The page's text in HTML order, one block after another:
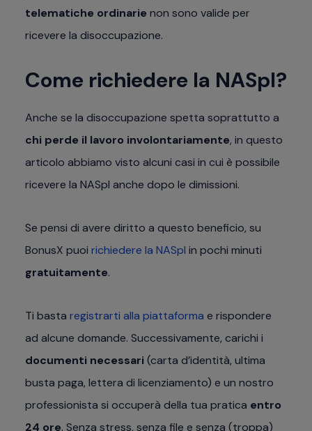
telematiche ordinarie non sono valide per
ricevere la disoccupazione.
Come richiedere la NASpI?
Anche se la disoccupazione spetta soprattutto a
chi perde il lavoro involontariamente, in questo
articolo abbiamo visto alcuni casi in cui è possibile
ricevere la NASpI anche dopo le dimissioni.
Se pensi di avere diritto a questo beneficio, su
BonusX puoi richiedere la NASpI in pochi minuti
gratuitamente.
Ti basta registrarti alla piattaforma e rispondere
ad alcune domande. Successivamente, carichi i
documenti necessari (carta d’identità, ultima
busta paga, lettera di licenziamento) e un nostro
professionista si occuperà della tua pratica entro
24 ore. Senza stress, senza file e senza (troppa)